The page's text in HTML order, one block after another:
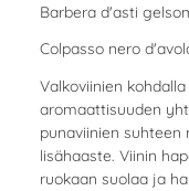
Barbera d'asti
Colpasso nero
Valkoviinien
aromaattisuuden
punaviinien suhteen
lisähaaste. Viinin
ruokaan suolaa ja